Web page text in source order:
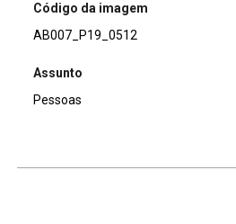
Código da imagem
AB007_P19_0512
Assunto
Pessoas